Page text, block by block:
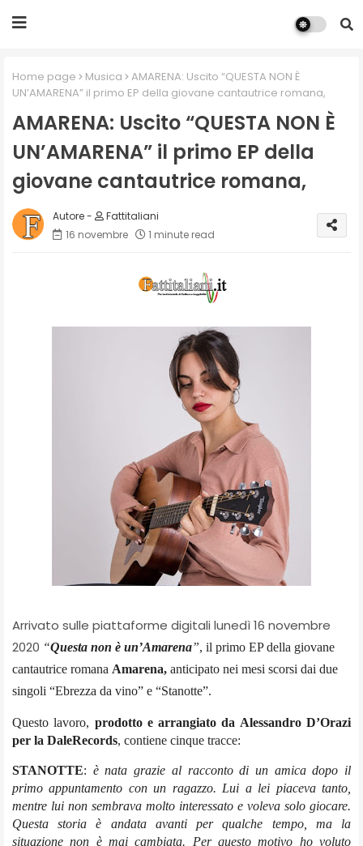
Home page Musica
AMARENA: Uscito “QUESTA NON È
UN’AMARENA” il primo EP della giovane cantautrice romana,
AMARENA: Uscito “QUESTA NON È
UN’AMARENA” il primo EP della
giovane cantautrice romana,
Fattitaliani
16 novembre
1 minute read
Arrivato sulle piattaforme digitali lunedì 16 novembre
2020 “Questa non è un’Amarena”, il primo EP della giovane
cantautrice romana Amarena, anticipato nei mesi scorsi dai due
singoli “Ebrezza da vino” e “Stanotte”.
Questo lavoro, prodotto e arrangiato da Alessandro D’Orazi
per la DaleRecords, contiene cinque tracce:
STANOTTE: è nata grazie al racconto di un amica dopo il
primo appuntamento con un ragazzo. Lui a lei piaceva tanto,
mentre lui non sembrava molto interessato e voleva solo giocare.
Questa storia è andata avanti per qualche tempo, ma la
situazione non è mai cambiata. Per questo motivo ho voluto